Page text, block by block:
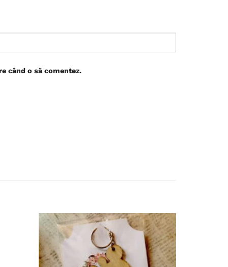
când o să comentez.
Adaugă
în
wishlist